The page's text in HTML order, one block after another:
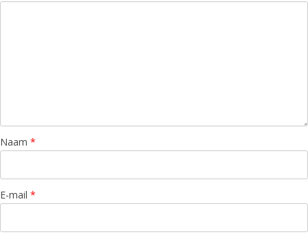
Naam *
E-mail *